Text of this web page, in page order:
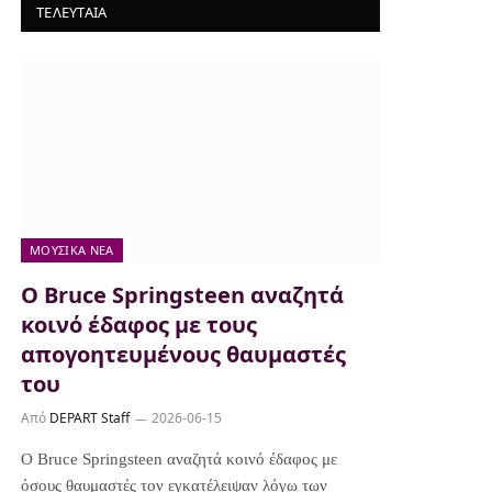
ΤΕΛΕΥΤΑΙΑ
ΜΟΥΣΙΚΆ ΝΈΑ
Ο Bruce Springsteen αναζητά
κοινό έδαφος με τους
απογοητευμένους θαυμαστές
του
Από DEPART Staff 2026-06-15
Ο Bruce Springsteen αναζητά κοινό έδαφος με
όσους θαυμαστές τον εγκατέλειψαν λόγω των